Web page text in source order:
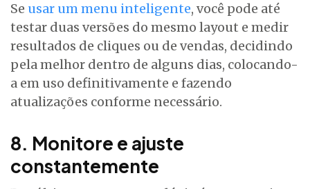
Se usar um menu inteligente, você pode até
testar duas versões do mesmo layout e medir
resultados de cliques ou de vendas, decidindo
pela melhor dentro de alguns dias, colocando-
a em uso definitivamente e fazendo
atualizações conforme necessário.
8. Monitore e ajuste
constantemente